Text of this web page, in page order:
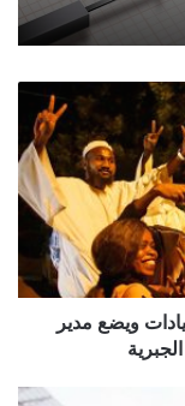
العسكري السوداني يعفي 4 قيادات ويضع مدير